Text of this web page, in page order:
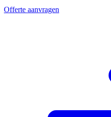
Offerte aanvragen